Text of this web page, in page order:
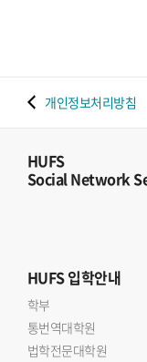
하나의 가치(김
진행하며 금융산
공유했다.이어
연구회의 비전과
이후 질의응답을
자본의 역할 등
국제관계연구회 이
흐름은 국제관
이번 세미나를
넓히고 보다 다
되었다 고 소감을
개인정보처리방침
HUFS
Social Network
HUFS입학안내
학부
통번역대학원
법학전문대학원